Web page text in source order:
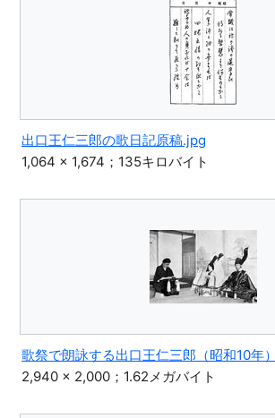
出口王仁三郎の歌日記原稿.jpg
1,064 × 1,674；135キロバイト
歌祭で朗詠する出口王仁三郎（昭和10年
2,940 × 2,000；1.62メガバイト